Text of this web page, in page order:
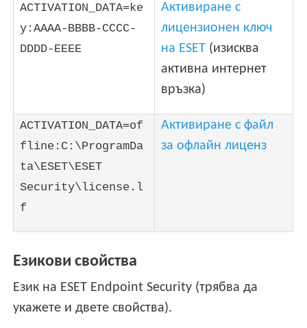
ACTIVATION_DATA=ke
y:AAAA-BBBB-CCCC-
DDDD-EEEE
Активиране с
лицензионен ключ
на ESET (изисква
активна интернет
връзка)
ACTIVATION_DATA=of
fline:C:\ProgramDa
ta\ESET\ESET
Security\license.l
f
Активиране с файл
за офлайн лиценз
Езикови свойства
Език на ESET Endpoint Security (трябва да
укажете и двете свойства).